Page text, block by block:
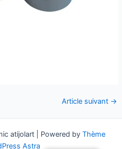
Article suivant →
atijolart | Powered by Thème
Astra